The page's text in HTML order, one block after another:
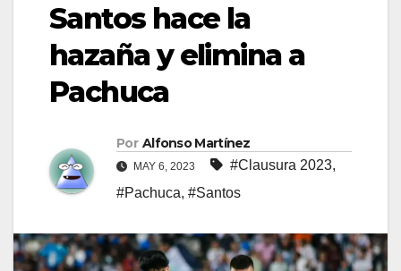
Santos hace la
hazaña y elimina a
Pachuca
Por Alfonso Martínez
MAY 6, 2023 #Clausura 2023,
#Pachuca, #Santos